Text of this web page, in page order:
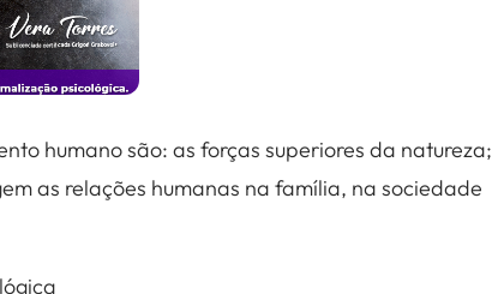
humano são: as forças superiores da natureza;
as relações humanas na família, na sociedade